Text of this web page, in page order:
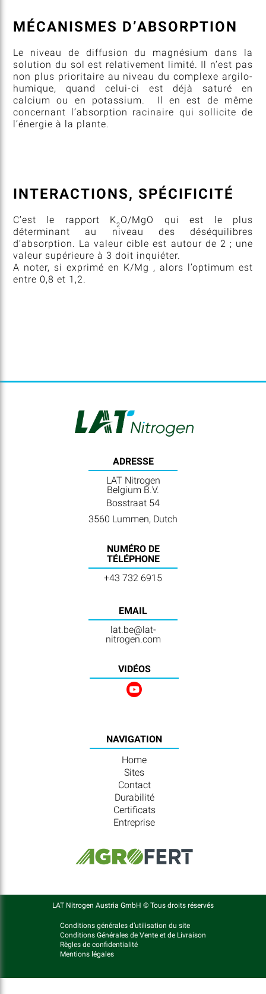
MÉCANISMES D’ABSORPTION
Le niveau de diffusion du magnésium dans la
solution du sol est relativement limité. Il n’est pas
non plus prioritaire au niveau du complexe argilo-
humique, quand celui-ci est déjà saturé en
calcium ou en potassium. Il en est de même
concernant l’absorption racinaire qui sollicite de
l’énergie à la plante.
INTERACTIONS, SPÉCIFICITÉ
C’est le rapport K2O/MgO qui est le plus
déterminant au niveau des déséquilibres
d’absorption. La valeur cible est autour de 2 ; une
valeur supérieure à 3 doit inquiéter.
A noter, si exprimé en K/Mg , alors l’optimum est
entre 0,8 et 1,2.
ADRESSE
LAT Nitrogen
Belgium B.V.
Bosstraat 54
3560 Lummen, Dutch
NUMÉRO DE
TÉLÉPHONE
+43 732 6915
EMAIL
lat.be@lat-
nitrogen.com
VIDÉOS
NAVIGATION
Home
Sites
Contact
Durabilité
Certificats
Entreprise
LAT Nitrogen Austria GmbH © Tous droits réservés
Conditions générales d’utilisation du site
Conditions Générales de Vente et de Livraison
Règles de confidentialité
Mentions légales